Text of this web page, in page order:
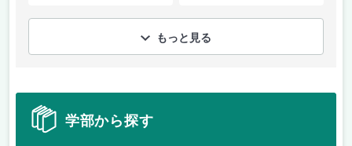
もっと見る
学部から探す